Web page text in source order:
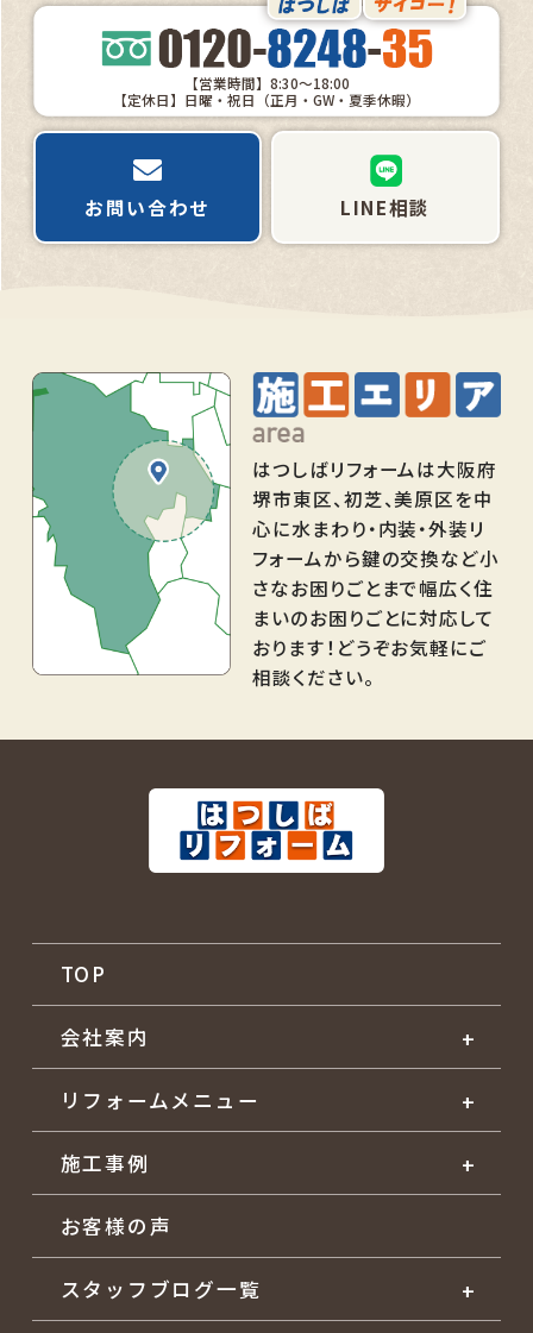
【営業時間】8:30～18:00
【定休日】日曜・祝日（正月・GW・夏季休暇）
お問い合わせ LINE相談
はつしばリフォームは大阪府
堺市東区、初芝、美原区を中
心に水まわり・内装・外装リ
フォームから鍵の交換など小
さなお困りごとまで幅広く住
まいのお困りごとに対応して
おります！どうぞお気軽にご
相談ください。
TOP
会社案内
リフォームメニュー
施工事例
お客様の声
スタッフブログ一覧